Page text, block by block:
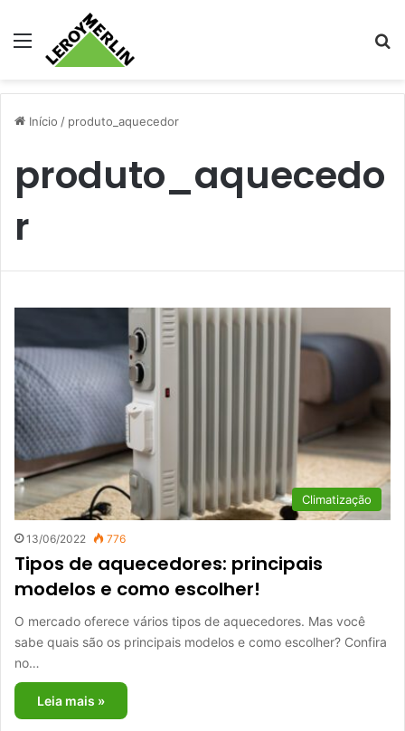
Menu
Início / produto_aquecedor
produto_aquecedo
r
Climatização
13/06/2022 776
Tipos de aquecedores: principais
modelos e como escolher!
O mercado oferece vários tipos de aquecedores. Mas você
sabe quais são os principais modelos e como escolher? Confira
no…
Leia mais »